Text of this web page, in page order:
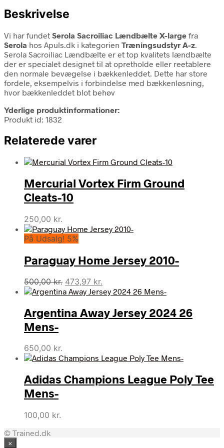
Beskrivelse
Vi har fundet Serola Sacroiliac Lændbælte X-large fra
Serola hos Apuls.dk i kategorien Træningsudstyr A-z.
Serola Sacroiliac Lændbælte er et top kvalitets lændbælte
der er specialet designet til at opretholde eller reetablere
den normale bevægelse i bækkenleddet. Dette har store
fordele, eksempelvis i forbindelse med bækkenløsning,
hvor bækkenleddet blot behøv
Yderlige produktinformationer:
Produkt id: 1832
Relaterede varer
Mercurial Vortex Firm Ground
Cleats-10
250,00 kr.
På Udsalg! 5%
Paraguay Home Jersey 2010-
500,00kr. Den
oprindelige
var:
500,00 kr..
473,97 kr.
aktuelle
er:
473,97 kr..
Argentina Away Jersey 2024 26
Mens-
650,00 kr.
Adidas Champions League Poly Tee
Mens-
100,00 kr.
© Trained.dk
×